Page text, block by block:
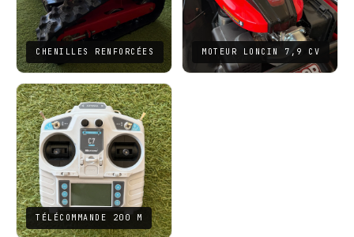
CHENILLES RENFORCÉES MOTEUR LONCIN 7,9 CV
TÉLÉCOMMANDE 200 M